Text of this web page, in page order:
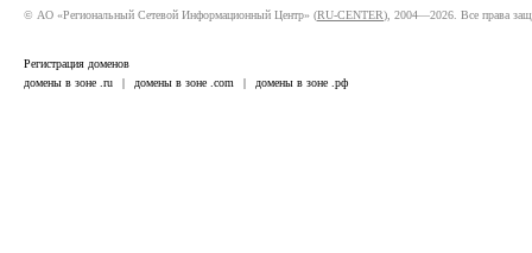
© АО «Региональный Сетевой Информационный Центр» (RU-CENTER), 2004—2026. Все права
Регистрация доменов
домены в зоне .ru
| домены в зоне .com | домены в зоне .рф